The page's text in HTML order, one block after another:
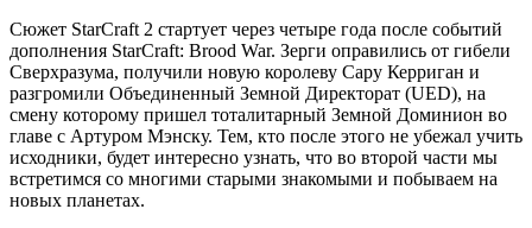
Сюжет StarCraft 2 стартует через четыре года после событий
дополнения StarСraft: Brood War. Зерги оправились от гибели
Сверхразума, получили новую королеву Сару Керриган и
разгромили Объединенный Земной Директорат (UED), на
смену которому пришел тоталитарный Земной Доминион во
главе с Артуром Мэнску. Тем, кто после этого не убежал учить
исходники, будет интересно узнать, что во второй части мы
встретимся со многими старыми знакомыми и побываем на
новых планетах.